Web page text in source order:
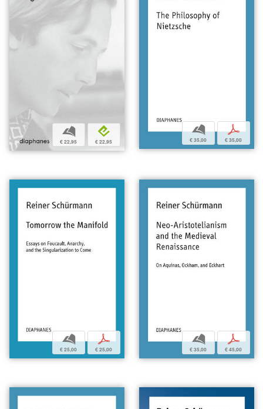
b
€ 22,95
e
€ 22,95
b
€ 35,00
p
€ 35,00
b
€ 25,00
p
€ 25,00
b
€ 35,00
p
€ 45,00